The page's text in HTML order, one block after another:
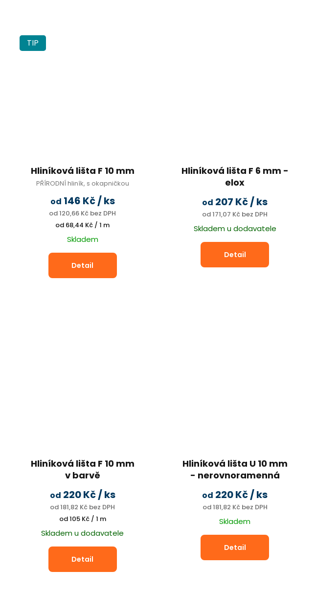
TIP
Hliníková lišta F 10 mm
PŘÍRODNÍ hliník, s okapničkou
od 120,66 Kč bez DPH
od 146 Kč/ ks
Měrná
cena:
od 68,44 Kč / 1 m
Skladem
Detail
Hliníková lišta F 6 mm -
elox
s okapničkou, pro dutinkový
polykarbonát
od 171,07 Kč bez DPH
od 207 Kč/ ks
Skladem u dodavatele
Detail
Hliníková lišta F 10 mm
v barvě
ELOX, pro boční zakončení a
napojení
od 181,82 Kč bez DPH
od 220 Kč/ ks
Měrná
cena:
od 105 Kč / 1 m
Skladem u dodavatele
Detail
Hliníková lišta U 10 mm
- nerovnoramenná
PŘÍRODNÍ hliník
od 181,82 Kč bez DPH
od 220 Kč/ ks
Skladem
Detail